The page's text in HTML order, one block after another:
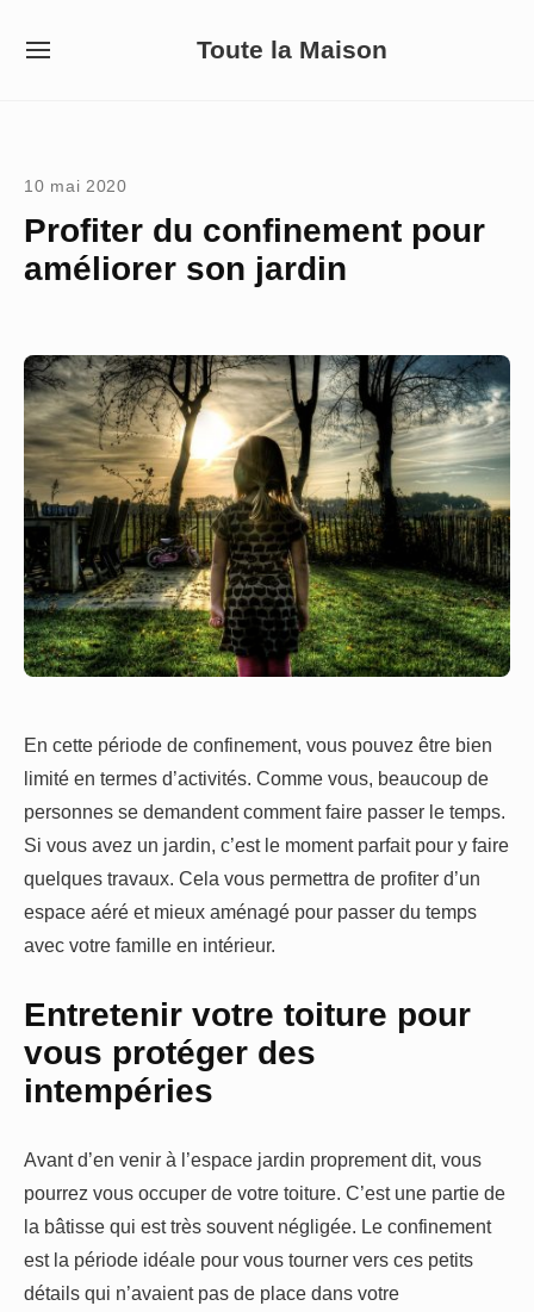
Toute la Maison
SITE
10 mai 2020
Profiter du confinement pour
améliorer son jardin
En cette période de confinement, vous pouvez être bien
limité en termes d’activités. Comme vous, beaucoup de
personnes se demandent comment faire passer le temps.
Si vous avez un jardin, c’est le moment parfait pour y faire
quelques travaux. Cela vous permettra de profiter d’un
espace aéré et mieux aménagé pour passer du temps
avec votre famille en intérieur.
Entretenir votre toiture pour
vous protéger des
intempéries
Avant d’en venir à l’espace jardin proprement dit, vous
pourrez vous occuper de votre toiture. C’est une partie de
la bâtisse qui est très souvent négligée. Le confinement
est la période idéale pour vous tourner vers ces petits
détails qui n’avaient pas de place dans votre